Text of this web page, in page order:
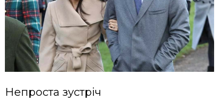
Непроста зустріч